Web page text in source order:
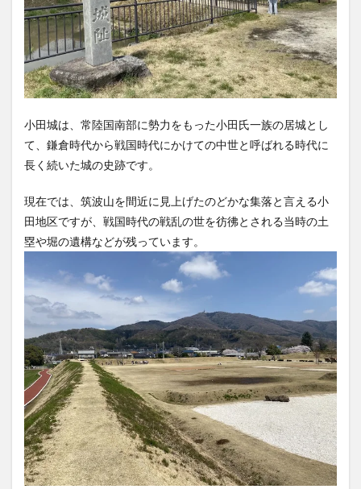
小田城は、常陸国南部に勢力をもった小田氏一族の居城とし
て、鎌倉時代から戦国時代にかけての中世と呼ばれる時代に
長く続いた城の史跡です。
現在では、筑波山を間近に見上げたのどかな集落と言える小
田地区ですが、戦国時代の戦乱の世を彷彿とされる当時の土
塁や堀の遺構などが残っています。